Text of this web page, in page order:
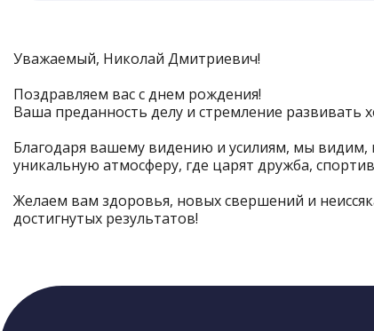
Уважаемый, Николай Дмитриевич!
Поздравляем вас с днем рождения!
Ваша преданность делу и стремление развивать
Благодаря вашему видению и усилиям, мы видим,
уникальную атмосферу, где царят дружба,
Желаем вам здоровья, новых свершений и
достигнутых результатов!